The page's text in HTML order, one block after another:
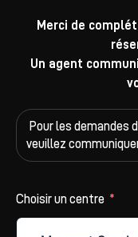
Merci de
Un agent
Pour les demandes
veuillez
Choisir un centre